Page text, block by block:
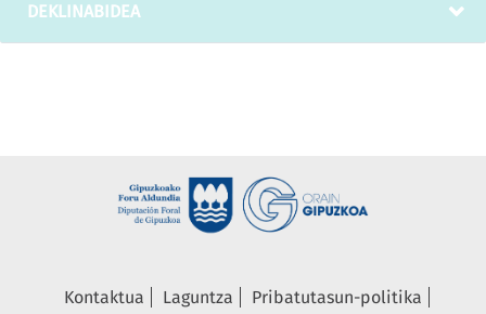
DEKLINABIDEA
Kontaktua Laguntza
Pribatutasun-politika